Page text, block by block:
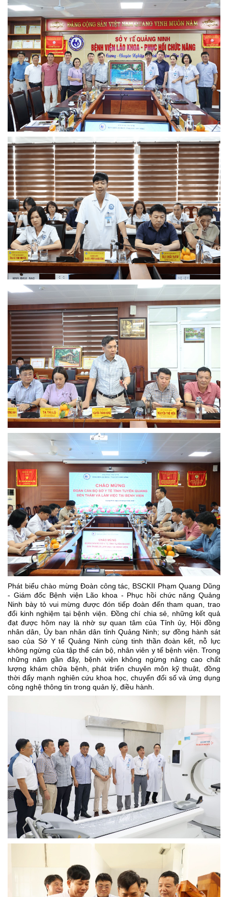
Phát biểu chào mừng Đoàn công tác, BSCKII Phạm Quang Dũng
- Giám đốc Bệnh viện Lão khoa - Phục hồi chức năng Quảng
Ninh bày tỏ vui mừng được đón tiếp đoàn đến tham quan, trao
đổi kinh nghiệm tại bệnh viện. Đồng chí chia sẻ, những kết quả
đạt được hôm nay là nhờ sự quan tâm của Tỉnh ủy, Hội đồng
nhân dân, Ủy ban nhân dân tỉnh Quảng Ninh; sự đồng hành sát
sao của Sở Y tế Quảng Ninh cùng tinh thần đoàn kết, nỗ lực
không ngừng của tập thể cán bộ, nhân viên y tế bệnh viện. Trong
những năm gần đây, bệnh viện không ngừng nâng cao chất
lượng khám chữa bệnh, phát triển chuyên môn kỹ thuật, đồng
thời đẩy mạnh nghiên cứu khoa học, chuyển đổi số và ứng dụng
công nghệ thông tin trong quản lý, điều hành.